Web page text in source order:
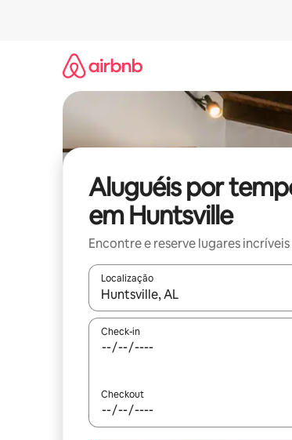
Aluguéis por
em Huntsville
Encontre e reserve lugares
Localização
Quando os resultados estiverem
Check-in
Checkout